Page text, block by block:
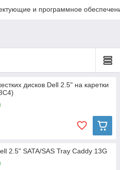
и программное
дисков Dell 2.5" на каретки
2.5" SATA/SAS Tray Caddy 13G